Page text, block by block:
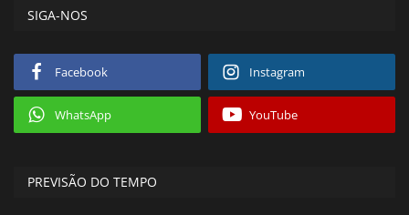
SIGA-NOS
Facebook Instagram
WhatsApp YouTube
PREVISÃO DO TEMPO